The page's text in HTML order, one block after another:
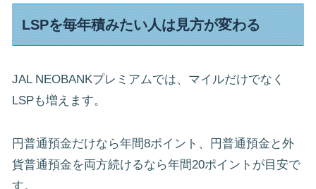
LSPを毎年積みたい人は見方が変わる
JAL NEOBANKプレミアムでは、マイルだけでなく
LSPも増えます。
円普通預金だけなら年間8ポイント、円普通預金と外
貨普通預金を両方続けるなら年間20ポイントが目安で
す。